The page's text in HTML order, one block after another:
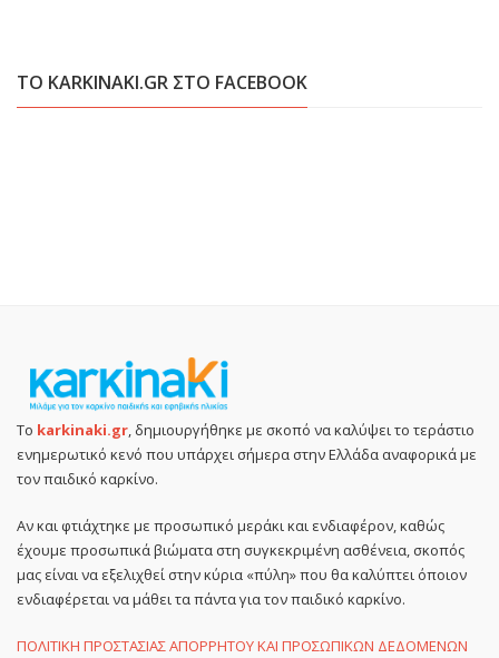
ΤΟ KARKINAKI.GR ΣΤΟ FACEBOOK
Το karkinaki.gr, δημιουργήθηκε με σκοπό να καλύψει το τεράστιο
ενημερωτικό κενό που υπάρχει σήμερα στην Ελλάδα αναφορικά με
τον παιδικό καρκίνο.
Αν και φτιάχτηκε με προσωπικό μεράκι και ενδιαφέρον, καθώς
έχουμε προσωπικά βιώματα στη συγκεκριμένη ασθένεια, σκοπός
μας είναι να εξελιχθεί στην κύρια «πύλη» που θα καλύπτει όποιον
ενδιαφέρεται να μάθει τα πάντα για τον παιδικό καρκίνο.
ΠΟΛΙΤΙΚΗ ΠΡΟΣΤΑΣΙΑΣ ΑΠΟΡΡΗΤΟΥ ΚΑΙ ΠΡΟΣΩΠΙΚΩΝ ΔΕΔΟΜΕΝΩΝ